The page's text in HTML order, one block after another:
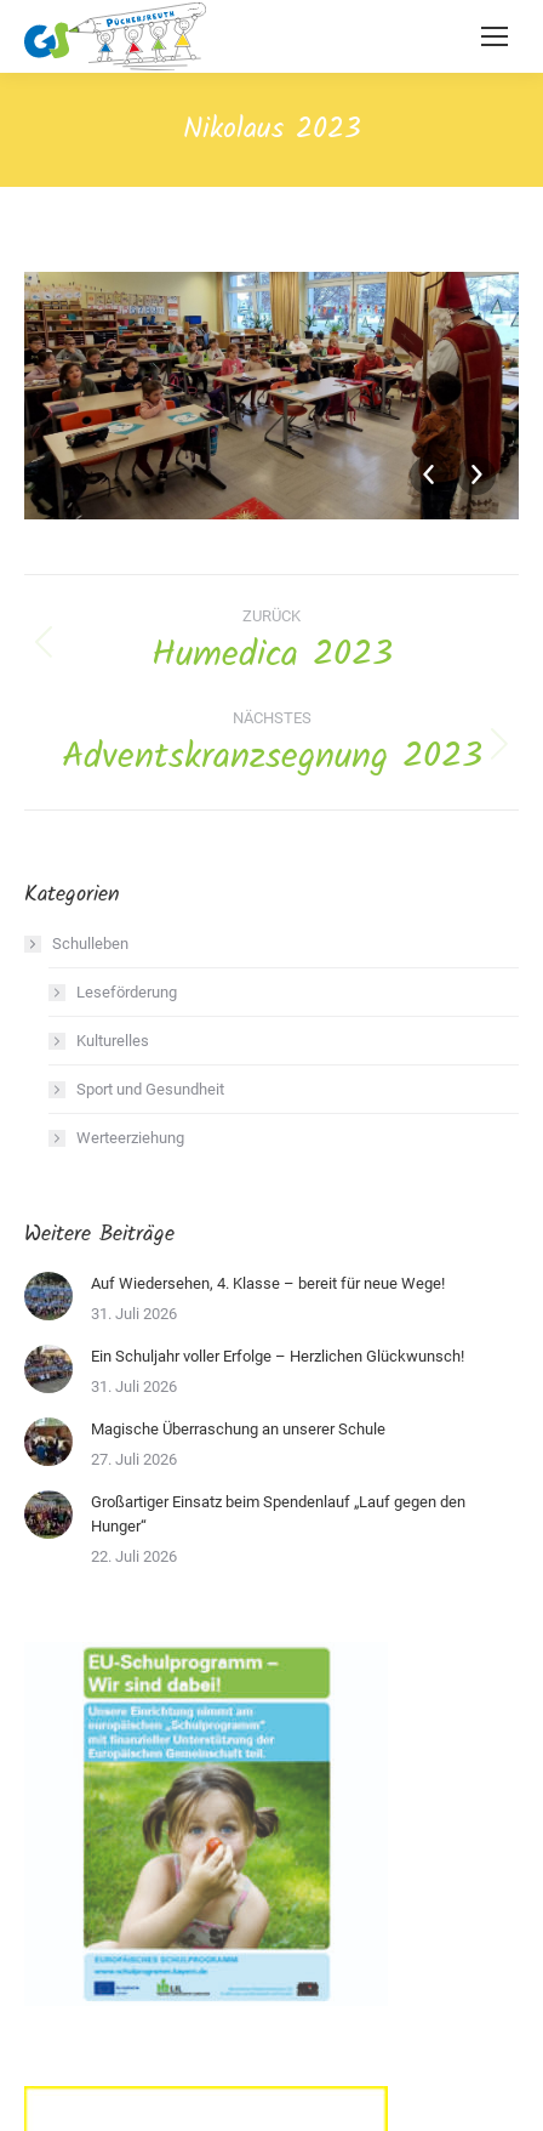
Nikolaus 2023
Navigation
ZURÜCK
Vorheriges
Humedica 2023
NÄCHSTES
Nächstes
Adventskranzsegnung 2023
Kategorien
Schulleben
Leseförderung
Kulturelles
Sport und Gesundheit
Werteerziehung
Weitere Beiträge
Auf Wiedersehen, 4. Klasse – bereit für neue Wege!
31. Juli 2026
Ein Schuljahr voller Erfolge – Herzlichen Glückwunsch!
31. Juli 2026
Magische Überraschung an unserer Schule
27. Juli 2026
Großartiger Einsatz beim Spendenlauf „Lauf gegen den
Hunger“
22. Juli 2026